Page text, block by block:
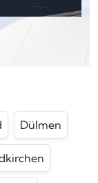
Dülmen